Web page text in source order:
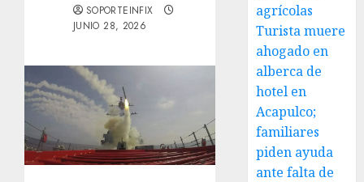
SOPORTEINFIX
JUNIO 28, 2026
agrícolas
Turista muere
ahogado en
alberca de
hotel en
Acapulco;
familiares
piden ayuda
ante falta de